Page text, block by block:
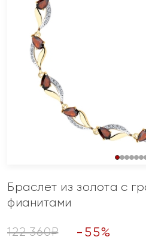
Браслет из золота с
фианитами
122 360₽ - 55%